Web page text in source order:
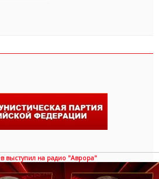
выступил на радио "Аврора"